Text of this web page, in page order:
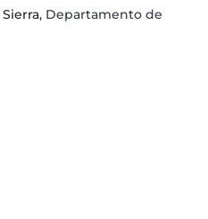
, Departamento de